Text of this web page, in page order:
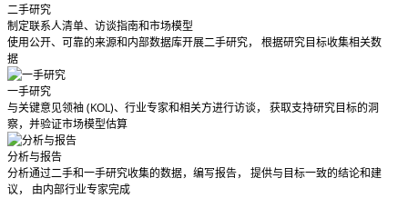
二手研究
制定联系人清单、访谈指南和市场模型
使用公开、可靠的来源和内部数据库开展二手研究， 根据研究目标收集相关数
据
一手研究
与关键意见领袖 (KOL)、行业专家和相关方进行访谈， 获取支持研究目标的洞
察，并验证市场模型估算
分析与报告
分析通过二手和一手研究收集的数据，编写报告， 提供与目标一致的结论和建
议， 由内部行业专家完成